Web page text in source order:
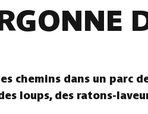
chemins dans un parc
loups, des ratons-